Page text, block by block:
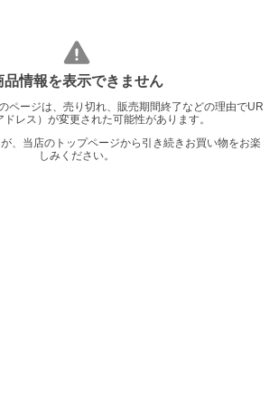
品情報を表示できません
ページは、売り切れ、販売期間終了などの理由でUR
ドレス）が変更された可能性があります。
、当店のトップページから引き続きお買い物をお楽
しみください。